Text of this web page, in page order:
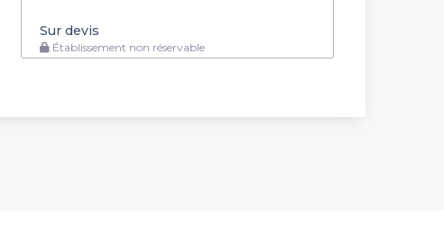
Sur devis
Établissement non réservable